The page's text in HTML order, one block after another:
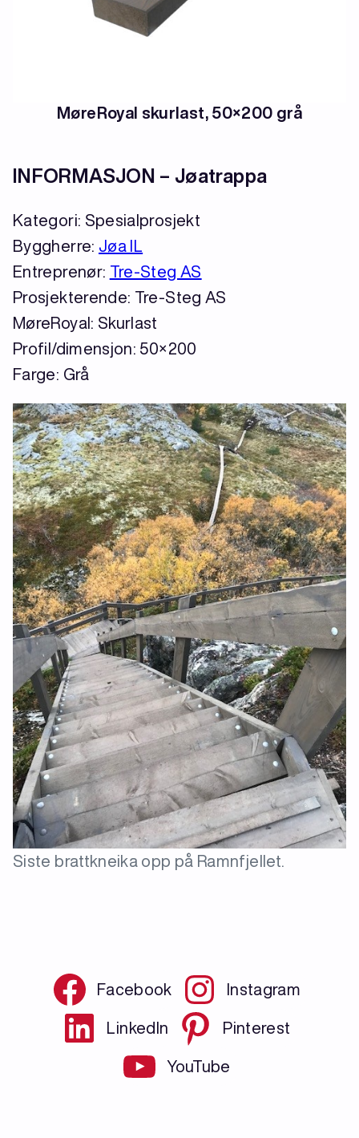
MøreRoyal skurlast, 50×200 grå
INFORMASJON – Jøatrappa
Kategori: Spesialprosjekt
Byggherre: Jøa IL
Entreprenør: Tre-Steg AS
Prosjekterende: Tre-Steg AS
MøreRoyal: Skurlast
Profil/dimensjon: 50×200
Farge: Grå
Siste brattkneika opp på Ramnfjellet.
Facebook Instagram
LinkedIn Pinterest
YouTube